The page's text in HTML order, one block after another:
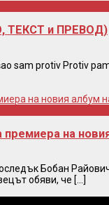
ТЕКСТ и ПРЕВОД)
sam protiv Protiv
на
Бобан
обяви, че [...]